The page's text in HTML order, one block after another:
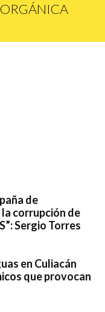
de
corrupción de
Sergio Torres
en Culiacán
que provocan